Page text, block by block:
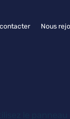
Nous